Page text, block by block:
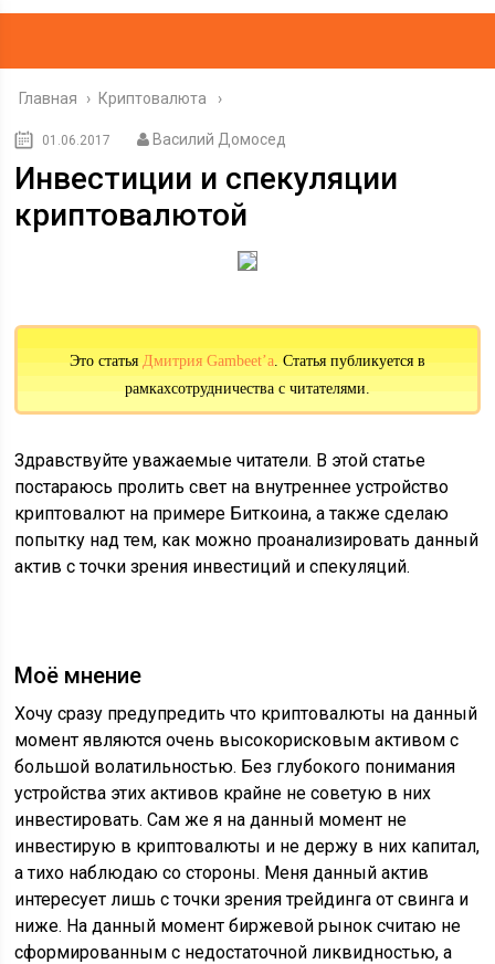
Главная › Криптовалюта
01.06.2017 Василий Домосед
Инвестиции и спекуляции
криптовалютой
Это статья Дмитрия Gambeet’a. Статья публикуется в
рамкахсотрудничества с читателями.
Здравствуйте уважаемые читатели. В этой статье
постараюсь пролить свет на внутреннее устройство
криптовалют на примере Биткоина, а также сделаю
попытку над тем, как можно проанализировать данный
актив с точки зрения инвестиций и спекуляций.
Моё мнение
Хочу сразу предупредить что криптовалюты на данный
момент являются очень высокорисковым активом с
большой волатильностью. Без глубокого понимания
устройства этих активов крайне не советую в них
инвестировать. Сам же я на данный момент не
инвестирую в криптовалюты и не держу в них капитал,
а тихо наблюдаю со стороны. Меня данный актив
интересует лишь с точки зрения трейдинга от свинга и
ниже. На данный момент биржевой рынок считаю не
сформированным с недостаточной ликвидностью, а